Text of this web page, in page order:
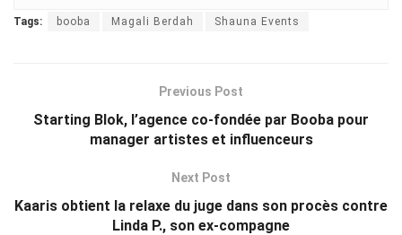
Tags: booba Magali Berdah Shauna Events
Previous Post
Starting Blok, l’agence co-fondée par Booba pour
manager artistes et influenceurs
Next Post
Kaaris obtient la relaxe du juge dans son procès contre
Linda P., son ex-compagne